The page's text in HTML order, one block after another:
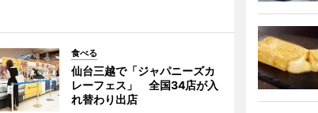
食べる
仙台三越で「ジャパニーズカ
レーフェス」 全国34店が入
れ替わり出店